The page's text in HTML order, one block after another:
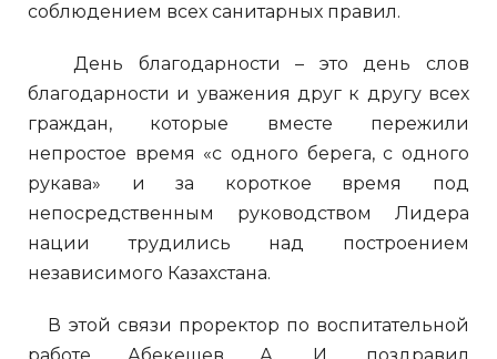
соблюдением всех санитарных правил.
День благодарности – это день слов
благодарности и уважения друг к другу всех
граждан, которые вместе пережили
непростое время «с одного берега, с одного
рукава» и за короткое время под
непосредственным руководством Лидера
нации трудились над построением
независимого Казахстана.
В этой связи проректор по воспитательной